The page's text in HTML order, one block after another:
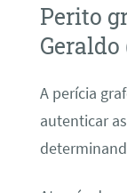
Perito
A perícia
autenticar